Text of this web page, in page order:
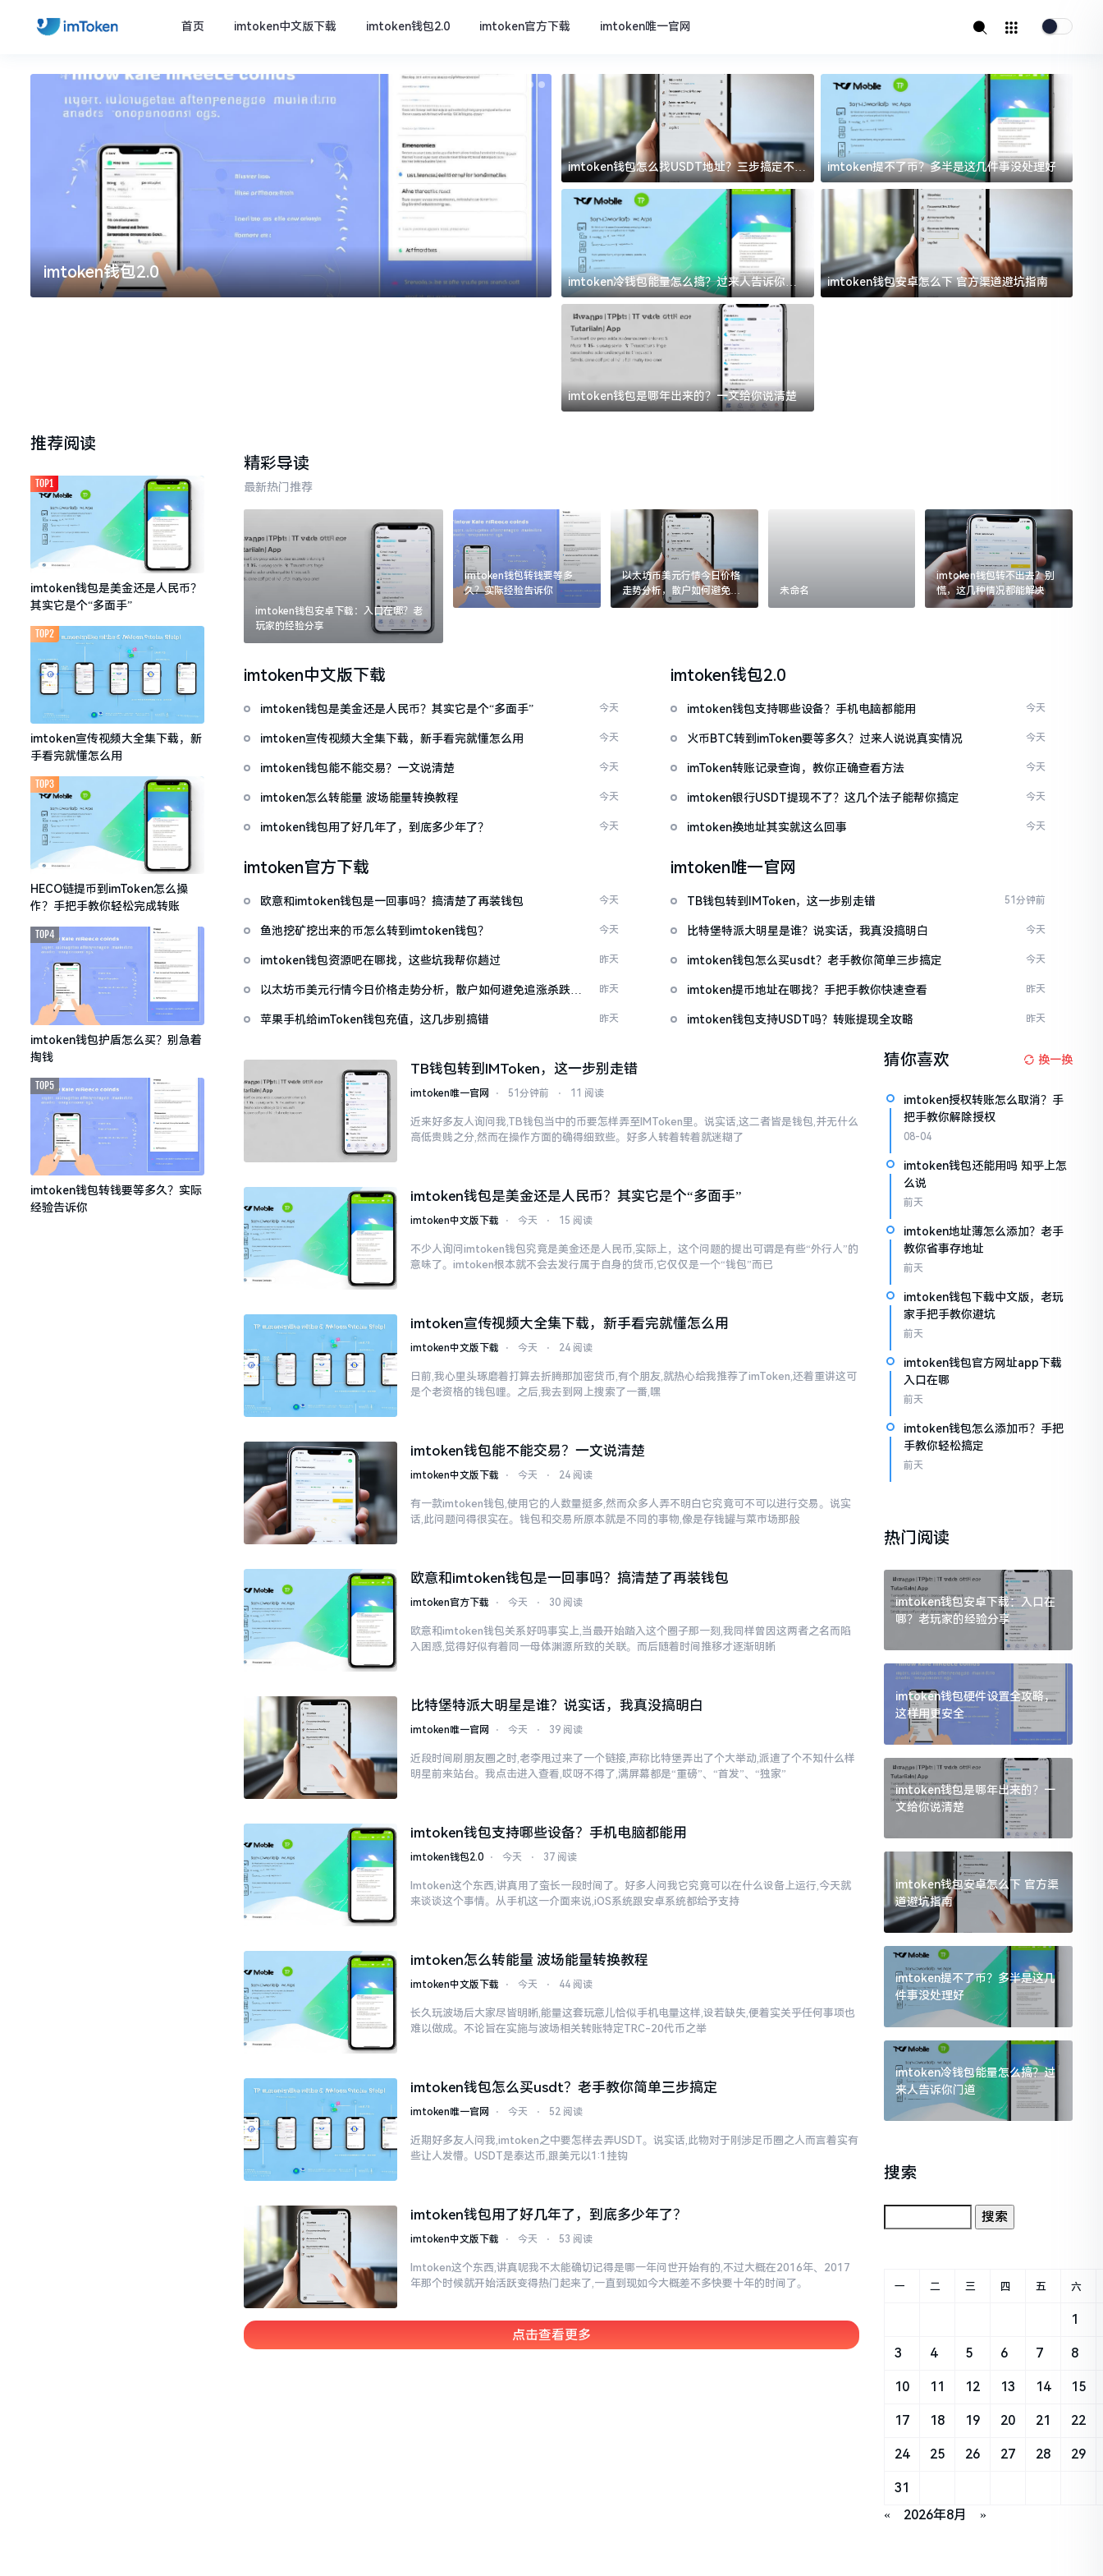
首页 imtoken中文版下载 imtoken钱包2.0 imtoken官方下载 imtoken唯一官网
imtoken官方下载 imtoken唯一官网
imtoken钱包怎么找USDT地址？三步搞定不踩
坑
imtoken提不了币？多半是这几件事没处理好
imtoken冷钱包能量怎么搞？过来人告诉你门
道
imtoken钱包安卓怎么下 官方渠道避坑指南
imtoken钱包是哪年出来的？一文给你说清楚
推荐阅读
imtoken钱包是美金还是人民币？
其实它是个“多面手”
TOP1
imtoken宣传视频大全集下载，新
手看完就懂怎么用
TOP2
HECO链提币到imToken怎么操
作？手把手教你轻松完成转账
TOP3
imtoken钱包护盾怎么买？别急着
掏钱
TOP4
imtoken钱包转钱要等多久？实际
经验告诉你
TOP5
精彩导读
最新热门推荐
imtoken钱包安卓下载：入口在哪？老
玩家的经验分享
imtoken钱包转钱要等多
久？实际经验告诉你
以太坊币美元行情今日价格
走势分析，散户如何避免追
涨杀跌被套牢
未命名
imtoken钱包转不出去？别
慌，这几种情况都能解决
imtoken中文版下载
imtoken钱包是美金还是人民币？其实它是个“多面手” 今天
imtoken宣传视频大全集下载，新手看完就懂怎么用 今天
imtoken钱包能不能交易？一文说清楚 今天
imtoken怎么转能量 波场能量转换教程 今天
imtoken钱包用了好几年了，到底多少年了？ 今天
imtoken钱包2.0
imtoken钱包支持哪些设备？手机电脑都能用 今天
火币BTC转到imToken要等多久？过来人说说真实情况 今天
imToken转账记录查询，教你正确查看方法 今天
imtoken银行USDT提现不了？这几个法子能帮你搞定 今天
imtoken换地址其实就这么回事 今天
imtoken官方下载
欧意和imtoken钱包是一回事吗？搞清楚了再装钱包 今天
鱼池挖矿挖出来的币怎么转到imtoken钱包？ 今天
imtoken钱包资源吧在哪找，这些坑我帮你趟过 昨天
以太坊币美元行情今日价格走势分析，散户如何避免追涨杀跌被
昨天
苹果手机给imToken钱包充值，这几步别搞错 昨天
imtoken唯一官网
TB钱包转到IMToken，这一步别走错 51分钟前
比特堡特派大明星是谁？说实话，我真没搞明白 今天
imtoken钱包怎么买usdt？老手教你简单三步搞定 今天
imtoken提币地址在哪找？手把手教你快速查看 昨天
imtoken钱包支持USDT吗？转账提现全攻略 昨天
TB钱包转到IMToken，这一步别走错
imtoken唯一官网 ⋅ 51分钟前 ⋅ 11 阅读
近来好多友人询问我,TB钱包当中的币要怎样弄至IMToken里。说实话,这二者皆是钱包,并无什么
高低贵贱之分,然而在操作方面的确得细致些。好多人转着转着就迷糊了
imtoken钱包是美金还是人民币？其实它是个“多面手”
imtoken中文版下载 ⋅ 今天 ⋅ 15 阅读
不少人询问imtoken钱包究竟是美金还是人民币,实际上，这个问题的提出可谓是有些“外行人”的
意味了。imtoken根本就不会去发行属于自身的货币,它仅仅是一个“钱包”而已
imtoken宣传视频大全集下载，新手看完就懂怎么用
imtoken中文版下载 ⋅ 今天 ⋅ 24 阅读
日前,我心里头琢磨着打算去折腾那加密货币,有个朋友,就热心给我推荐了imToken,还着重讲这可
是个老资格的钱包哩。之后,我去到网上搜索了一番,嘿
imtoken钱包能不能交易？一文说清楚
imtoken中文版下载 ⋅ 今天 ⋅ 24 阅读
有一款imtoken钱包,使用它的人数量挺多,然而众多人弄不明白它究竟可不可以进行交易。说实
话,此问题问得很实在。钱包和交易所原本就是不同的事物,像是存钱罐与菜市场那般
欧意和imtoken钱包是一回事吗？搞清楚了再装钱包
imtoken官方下载 ⋅ 今天 ⋅ 30 阅读
欧意和imtoken钱包关系好吗事实上,当最开始踏入这个圈子那一刻,我同样曾因这两者之名而陷
入困惑,觉得好似有着同一母体渊源所致的关联。而后随着时间推移才逐渐明晰
比特堡特派大明星是谁？说实话，我真没搞明白
imtoken唯一官网 ⋅ 今天 ⋅ 39 阅读
近段时间刷朋友圈之时,老李甩过来了一个链接,声称比特堡弄出了个大举动,派遣了个不知什么样
明星前来站台。我点击进入查看,哎呀不得了,满屏幕都是“重磅”、“首发”、“独家”
imtoken钱包支持哪些设备？手机电脑都能用
imtoken钱包2.0 ⋅ 今天 ⋅ 37 阅读
Imtoken这个东西,讲真用了蛮长一段时间了。好多人问我它究竟可以在什么设备上运行,今天就
来谈谈这个事情。从手机这一介面来说,iOS系统跟安卓系统都给予支持
imtoken怎么转能量 波场能量转换教程
imtoken中文版下载 ⋅ 今天 ⋅ 44 阅读
长久玩波场后大家尽皆明晰,能量这套玩意儿恰似手机电量这样,设若缺失,便着实关乎任何事项也
难以做成。不论旨在实施与波场相关转账特定TRC-20代币之举
imtoken钱包怎么买usdt？老手教你简单三步搞定
imtoken唯一官网 ⋅ 今天 ⋅ 52 阅读
近期好多友人问我,imtoken之中要怎样去弄USDT。说实话,此物对于刚涉足币圈之人而言着实有
些让人发懵。USDT是泰达币,跟美元以1:1挂钩
imtoken钱包用了好几年了，到底多少年了？
imtoken中文版下载 ⋅ 今天 ⋅ 53 阅读
Imtoken这个东西,讲真呢我不太能确切记得是哪一年问世开始有的,不过大概在2016年、2017
年那个时候就开始活跃变得热门起来了,一直到现如今大概差不多快要十年的时间了。
点击查看更多
猜你喜欢 换一换
imtoken授权转账怎么取消？手
把手教你解除授权
08-04
imtoken钱包还能用吗 知乎上怎
么说
前天
imtoken地址薄怎么添加？老手
教你省事存地址
前天
imtoken钱包下载中文版，老玩
家手把手教你避坑
前天
imtoken钱包官方网址app下载
入口在哪
前天
imtoken钱包怎么添加币？手把
手教你轻松搞定
前天
热门阅读
imtoken钱包安卓下载：入口在
哪？老玩家的经验分享
imtoken钱包硬件设置全攻略，
这样用更安全
imtoken钱包是哪年出来的？一
文给你说清楚
imtoken钱包安卓怎么下 官方渠
道避坑指南
imtoken提不了币？多半是这几
件事没处理好
imtoken冷钱包能量怎么搞？过
来人告诉你门道
搜索
« 2026年8月 »
一 二 三 四 五 六
1
3 4 5 6 7 8
10 11 12 13 14 15
17 18 19 20 21 22
24 25 26 27 28 29
31